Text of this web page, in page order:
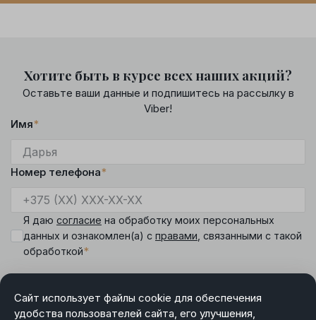
Сайт использует файлы cookie для обеспечения
удобства пользователей сайта, его улучшения,
Хотите быть в курсе всех наших акций?
Оставьте ваши данные и подпишитесь на рассылку в
Viber!
Имя*
Номер телефона*
Я даю согласие на обработку моих персональных
данных и ознакомлен(а) с правами , связанными с такой
обработкой*